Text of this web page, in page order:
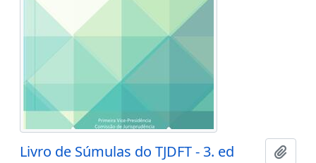
Livro de Súmulas do TJDFT - 3. ed